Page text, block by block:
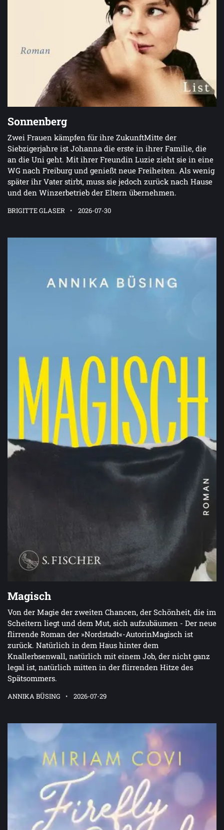
Sonnenberg
Zwei Frauen kämpfen für ihre ZukunftMitte der
Siebzigerjahre ist Johanna die erste in ihrer Familie, die
an die Uni geht. Mit ihrer Freundin Luzie zieht sie in eine
WG nach Freiburg und genießt neue Freiheiten. Als wenig
später ihr Vater stirbt, muss sie jedoch zurück nach Hause
und den Winzerbetrieb der Eltern übernehmen.
BRIGITTE GLASER 2026-07-30
Magisch
Von der Magie der zweiten Chancen, der Schönheit, die im
Scheitern liegt und dem Mut, sich aufzubäumen - Der neue
flirrende Roman der »Nordstadt«-AutorinMagisch ist
zurück. Natürlich in dem Haus hinter dem
Knallerbsenwall, natürlich mit einem Job, der nicht ganz
legal ist, natürlich mitten in der flirrenden Hitze des
Spätsommers.
ANNIKA BÜSING 2026-07-29